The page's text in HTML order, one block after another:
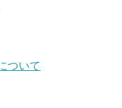
ついて